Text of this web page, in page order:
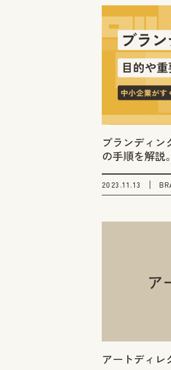
ブランディ
の手順を解説。
2023.11.13
アートディレ